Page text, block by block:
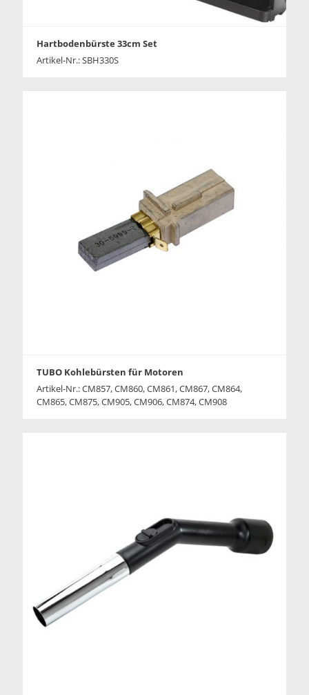
Hartbodenbürste 33cm Set
Artikel-Nr.: SBH330S
TUBO Kohlebürsten für Motoren
Artikel-Nr.: CM857, CM860, CM861, CM867, CM864,
CM865, CM875, CM905, CM906, CM874, CM908